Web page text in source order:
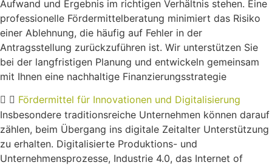
Aufwand und Ergebnis im richtigen Verhältnis stehen. Eine
professionelle Fördermittelberatung minimiert das Risiko
einer Ablehnung, die häufig auf Fehler in der
Antragsstellung zurückzuführen ist. Wir unterstützen Sie
bei der langfristigen Planung und entwickeln gemeinsam
mit Ihnen eine nachhaltige Finanzierungsstrategie
Fördermittel für Innovationen und Digitalisierung
Insbesondere traditionsreiche Unternehmen können darauf
zählen, beim Übergang ins digitale Zeitalter Unterstützung
zu erhalten. Digitalisierte Produktions- und
Unternehmensprozesse, Industrie 4.0, das Internet of